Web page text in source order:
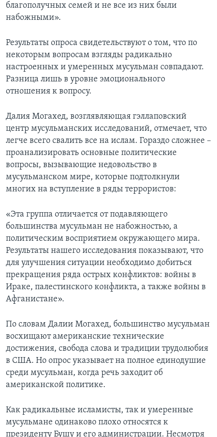
благополучных семей и не все из них были
набожными».
Результаты опроса свидетельствуют о том, что по
некоторым вопросам взгляды радикально
настроенных и умеренных мусульман совпадают.
Разница лишь в уровне эмоционального
отношения к вопросу.
Далия Могахед, возглявляющая гэллаповский
центр мусульманских исследований, отмечает, что
легче всего свалить все на ислам. Гораздо сложнее –
проанализировать основные политические
вопросы, вызывающие недовольство в
мусульманском мире, которые подтолкнули
многих на вступление в ряды террористов:
«Эта группа отличается от подавляющего
большинства мусульман не набожностью, а
политическим восприятием окружающего мира.
Результаты нашего исследования показывают, что
для улучшения ситуации необходимо добиться
прекращения ряда острых конфликтов: войны в
Ираке, палестинского конфликта, а также войны в
Афганистане».
По словам Далии Могахед, большинство мусульман
восхищают американские технические
достижения, свобода слова и традиции трудолюбия
в США. Но опрос указывает на полное единодушие
среди мусульман, когда речь заходит об
американской политике.
Как радикальные исламисты, так и умеренные
мусульмане одинаково плохо относятся к
президенту Бушу и его администрации. Несмотря